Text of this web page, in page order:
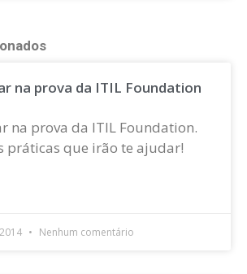
na prova da ITIL Foundation
na prova da ITIL Foundation.
práticas que irão te ajudar!
Nenhum comentário